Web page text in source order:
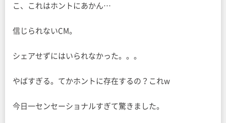
こ、これはホントにあかん…
信じられないCM。
シェアせずにはいられなかった。。。
やばすぎる。てかホントに存在するの？これw
今日一センセーショナルすぎて驚きました。